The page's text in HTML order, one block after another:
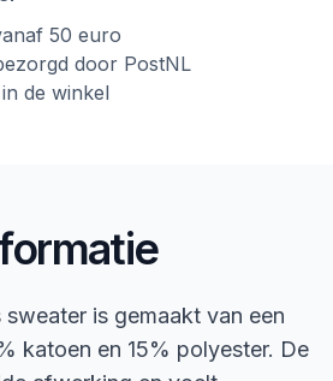
50 euro
door PostNL
de winkel
is gemaakt van een
katoen en 15% polyester. De